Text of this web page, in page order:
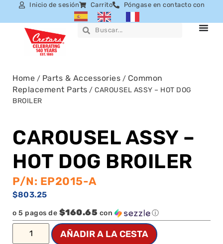
Inicio de sesión Carrito Póngase en contacto con
Home / Parts & Accessories / Common
Replacement Parts / CAROUSEL ASSY – HOT DOG
BROILER
CAROUSEL ASSY –
HOT DOG BROILER
P/N: EP2015-A
$803.25
o 5 pagos de $160.65 con ⓘ
AÑADIR A LA CESTA